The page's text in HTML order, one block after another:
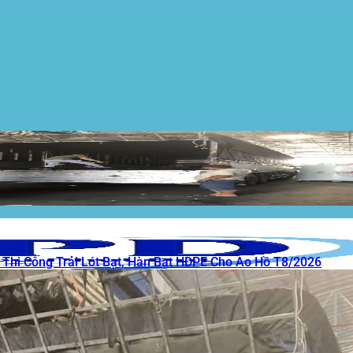
Công Trải Lót Bạt, Hàn Bạt HDPE Cho Ao Hồ T8/2026